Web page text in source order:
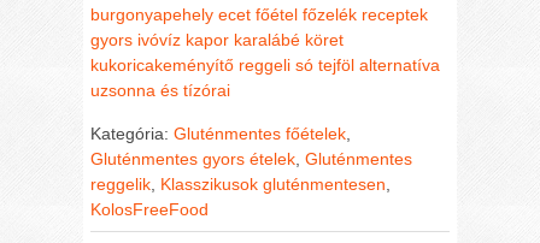
burgonyapehely ecet főétel főzelék receptek
gyors ivóvíz kapor karalábé köret
kukoricakeményítő reggeli só tejföl alternatíva
uzsonna és tízórai
Kategória:Gluténmentes főételek
Gluténmentes gyors ételek ,Gluténmentes
reggelik Klasszikusok gluténmentesen
KolosFreeFood